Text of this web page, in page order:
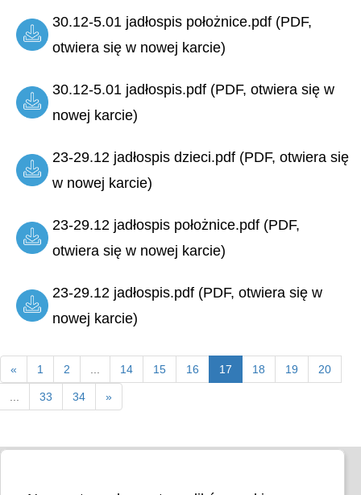
30.12-5.01 jadłospis położnice.pdf (PDF,
otwiera się w nowej karcie)
30.12-5.01 jadłospis.pdf (PDF, otwiera się w
nowej karcie)
23-29.12 jadłospis dzieci.pdf (PDF, otwiera się
w nowej karcie)
23-29.12 jadłospis położnice.pdf (PDF,
otwiera się w nowej karcie)
23-29.12 jadłospis.pdf (PDF, otwiera się w
nowej karcie)
« 1 2 14 15 16 17 18 19 20
33 34 »